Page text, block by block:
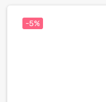
-5%